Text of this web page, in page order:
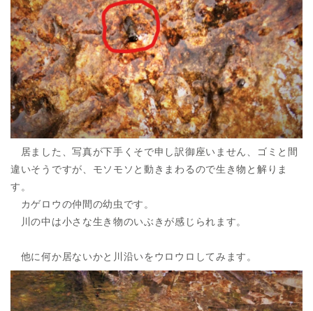
居ました、写真が下手くそで申し訳御座いません、ゴミと間
違いそうですが、モソモソと動きまわるので生き物と解りま
す。
カゲロウの仲間の幼虫です。
川の中は小さな生き物のいぶきが感じられます。
他に何か居ないかと川沿いをウロウロしてみます。